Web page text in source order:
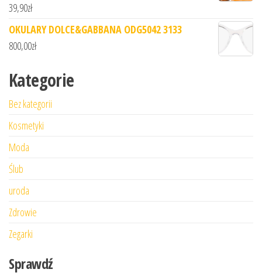
39,90zł
OKULARY DOLCE&GABBANA ODG5042 3133
800,00zł
Kategorie
Bez kategorii
Kosmetyki
Moda
Ślub
uroda
Zdrowie
Zegarki
Sprawdź